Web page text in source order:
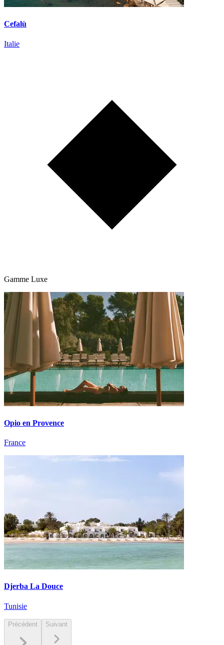
Cefalù
Italie
Gamme Luxe
Opio en Provence
France
Djerba La Douce
Tunisie
Précédent Suivant